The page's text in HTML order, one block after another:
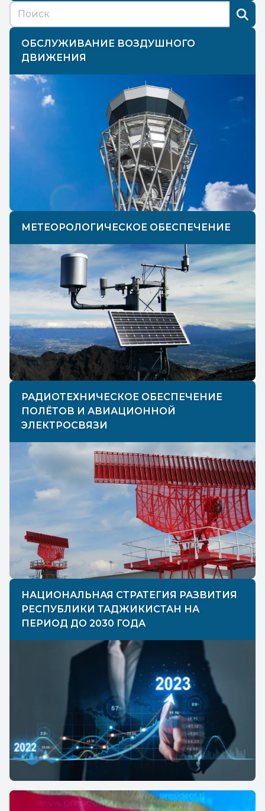
ОБСЛУЖИВАНИЕ ВОЗДУШНОГО
ДВИЖЕНИЯ
МЕТЕОРОЛОГИЧЕСКОЕ ОБЕСПЕЧЕНИЕ
РАДИОТЕХНИЧЕСКОЕ ОБЕСПЕЧЕНИЕ
ПОЛЁТОВ И АВИАЦИОННОЙ
ЭЛЕКТРОСВЯЗИ
НАЦИОНАЛЬНАЯ СТРАТЕГИЯ РАЗВИТИЯ
РЕСПУБЛИКИ ТАДЖИКИСТАН НА
ПЕРИОД ДО 2030 ГОДА